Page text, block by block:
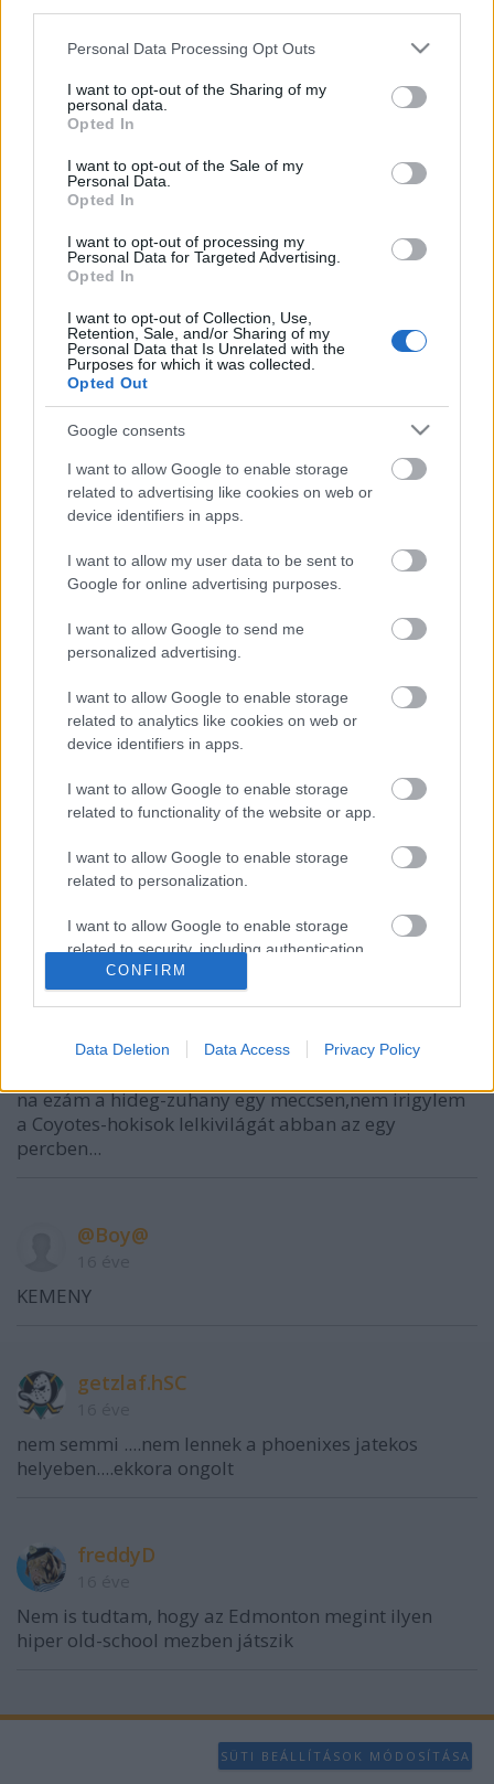
Please note that this website/app uses one or more Google
not limited to your visit or usage behaviour. You may click to
grant or deny consent to Google and its third-party tags to
use your data for below specified purposes in below Google
consent section.
Personal Data Processing Opt Outs
I want to opt-out of the Sharing of my
personal data.
Opted In
I want to opt-out of the Sale of my
Personal Data.
Opted In
I want to opt-out of processing my
Personal Data for Targeted Advertising.
Opted In
I want to opt-out of Collection, Use,
Retention, Sale, and/or Sharing of my
Personal Data that Is Unrelated with the
Purposes for which it was collected.
Opted Out
Google consents
I want to allow Google to enable storage
related to advertising like cookies on web or
device identifiers in apps.
I want to allow my user data to be sent to
Google for online advertising purposes.
I want to allow Google to send me
personalized advertising.
I want to allow Google to enable storage
related to analytics like cookies on web or
device identifiers in apps.
I want to allow Google to enable storage
related to functionality of the website or app.
I want to allow Google to enable storage
related to personalization.
I want to allow Google to enable storage
related to security, including authentication
functionality and fraud prevention, and other
user protection.
CONFIRM
Data Deletion Data Access Privacy Policy
Kiütéses dunaújvárosi vereség
Mariborba utazik a juniorválogatott
A Vienna Capitals legyőzte a finn
bajnokot
Szólj hozzá!
A hozzászóláshoz be kell lépned!
VAGY
Thomas_AV
na ezám a hideg-zuhany egy meccsen,nem irigylem
a Coyotes-hokisok lelkivilágát abban az egy
percben...
@Boy@
KEMENY
getzlaf.hSC
nem semmi ....nem lennek a phoenixes jatekos
helyeben....ekkora ongolt
freddyD
Nem is tudtam, hogy az Edmonton megint ilyen
hiper old-school mezben játszik
SÜTI BEÁLLÍTÁSOK MÓDOSÍTÁSA